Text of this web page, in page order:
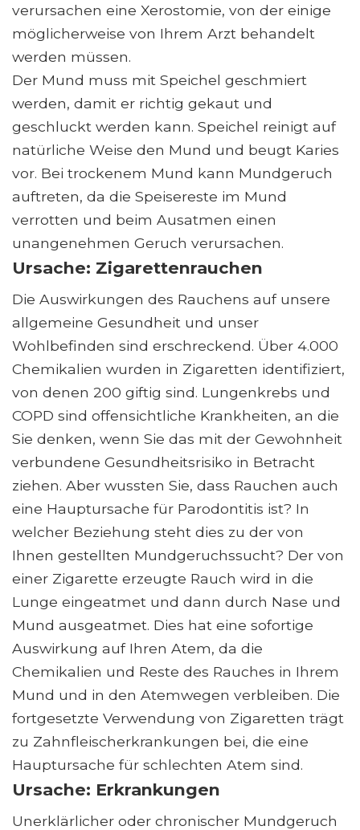
verursachen eine Xerostomie, von der einige
möglicherweise von Ihrem Arzt behandelt
werden müssen.
Der Mund muss mit Speichel geschmiert
werden, damit er richtig gekaut und
geschluckt werden kann. Speichel reinigt auf
natürliche Weise den Mund und beugt Karies
vor. Bei trockenem Mund kann Mundgeruch
auftreten, da die Speisereste im Mund
verrotten und beim Ausatmen einen
unangenehmen Geruch verursachen.
Ursache: Zigarettenrauchen
Die Auswirkungen des Rauchens auf unsere
allgemeine Gesundheit und unser
Wohlbefinden sind erschreckend. Über 4.000
Chemikalien wurden in Zigaretten identifiziert,
von denen 200 giftig sind. Lungenkrebs und
COPD sind offensichtliche Krankheiten, an die
Sie denken, wenn Sie das mit der Gewohnheit
verbundene Gesundheitsrisiko in Betracht
ziehen. Aber wussten Sie, dass Rauchen auch
eine Hauptursache für Parodontitis ist? In
welcher Beziehung steht dies zu der von
Ihnen gestellten Mundgeruchssucht? Der von
einer Zigarette erzeugte Rauch wird in die
Lunge eingeatmet und dann durch Nase und
Mund ausgeatmet. Dies hat eine sofortige
Auswirkung auf Ihren Atem, da die
Chemikalien und Reste des Rauches in Ihrem
Mund und in den Atemwegen verbleiben. Die
fortgesetzte Verwendung von Zigaretten trägt
zu Zahnfleischerkrankungen bei, die eine
Hauptursache für schlechten Atem sind.
Ursache: Erkrankungen
Unerklärlicher oder chronischer Mundgeruch